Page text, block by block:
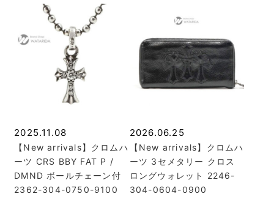
2025.11.08
【New arrivals】クロムハ
ーツ CRS BBY FAT P /
DMND ボールチェーン付
2362-304-0750-9100
2026.06.25
【New arrivals】クロムハ
ーツ 3セメタリー クロス
ロングウォレット 2246-
304-0604-0900